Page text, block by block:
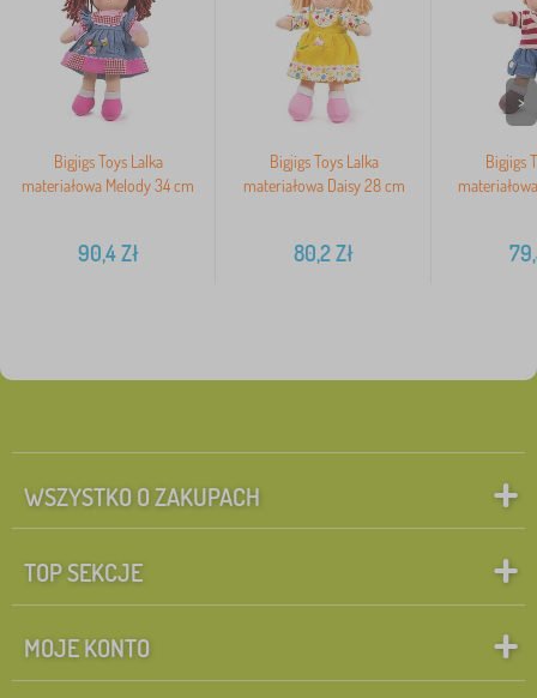
Bigjigs Toys Lalka
materiałowa Melody 34 cm
90,4Zł
Bigjigs Toys Lalka
materiałowa Daisy 28 cm
80,2Zł
Bigjigs
>
WSZYSTKO O ZAKUPACH
TOP SEKCJE
MOJE KONTO